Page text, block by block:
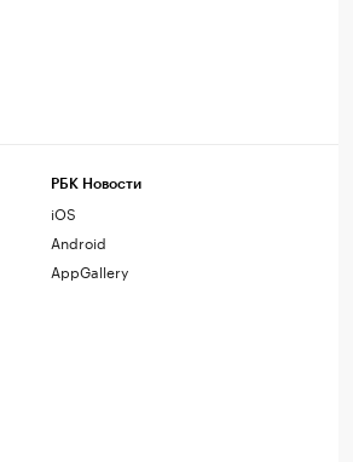
РБК Новости
iOS
Android
AppGallery